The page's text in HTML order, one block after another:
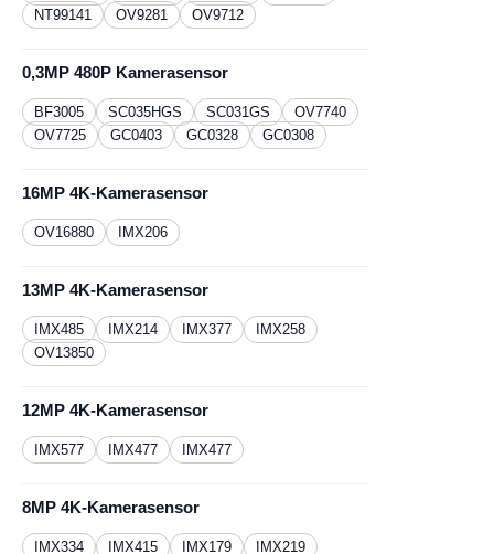
NT99141
OV9281 OV9712
0,3MP 480P Kamerasensor
BF3005 SC035HGS SC031GS
OV7740
OV7725
GC0403 GC0328 GC0308
16MP 4K-Kamerasensor
OV16880 IMX206
13MP 4K-Kamerasensor
IMX485 IMX214 IMX377
IMX258
OV13850
12MP 4K-Kamerasensor
IMX577 IMX477 IMX477
8MP 4K-Kamerasensor
IMX334 IMX415 IMX179
IMX219